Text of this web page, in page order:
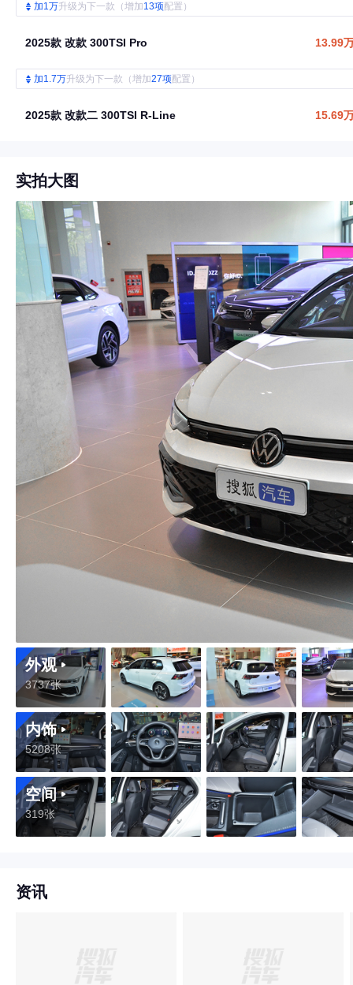
加1万升级为下一款（增加13项配置）
2025款 改款 300TSI Pro 13.99
加1.7万升级为下一款（增加27项配置）
2025款 改款二 300TSI R-Line 15.69
实拍大图
外观
3737张
内饰
5208张
空间
319张
资讯